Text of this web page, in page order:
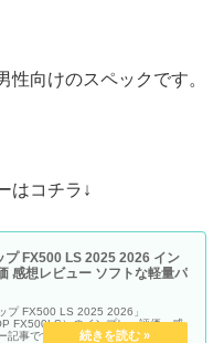
向けのスペックです。
はコチラ↓
プ FX500 LS 2025 2026 イン
感想レビュー ソフトな軽量パ
プ FX500 LS 2025 2026」
FX500LS）のインプレ・評価・感
記事です。